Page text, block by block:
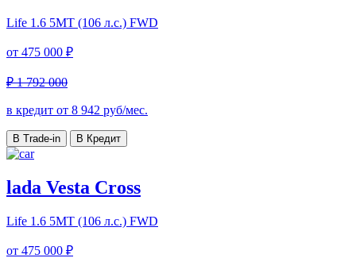
Life 1.6 5MT (106 л.с.) FWD
от 475 000 ₽
₽ 1 792 000
в кредит от 8 942 руб/мес.
В Trade-in В Кредит
lada Vesta Cross
Life 1.6 5MT (106 л.с.) FWD
от 475 000 ₽